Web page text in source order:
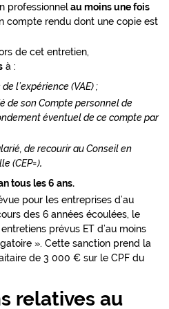
professionnelau moins une fois
compte rendu dont une copie est
de cet entretien,
à :
l’expérience (VAE) ;
de son Compte personnel de
éventuel de ce compte par
de recourir au Conseil en
(CEP=).
tous les 6 ans.
pour les entreprises d’au
des 6 années écoulées, le
prévus ET d’au moins
». Cette sanction prend la
de 3 000 € sur le CPF du
relatives au